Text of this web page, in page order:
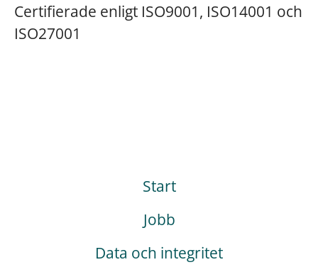
Certifierade enligt ISO9001, ISO14001 och
ISO27001
Start
Jobb
Data och integritet